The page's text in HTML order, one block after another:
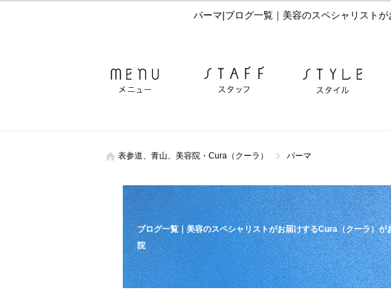
パーマ|ブログ一覧｜美容のスペシャリスト
表参道、青山、美容院・Cura（クーラ） パーマ
ブログ一覧｜美容のスペシャリストがお届けするCura（クーラ）
院